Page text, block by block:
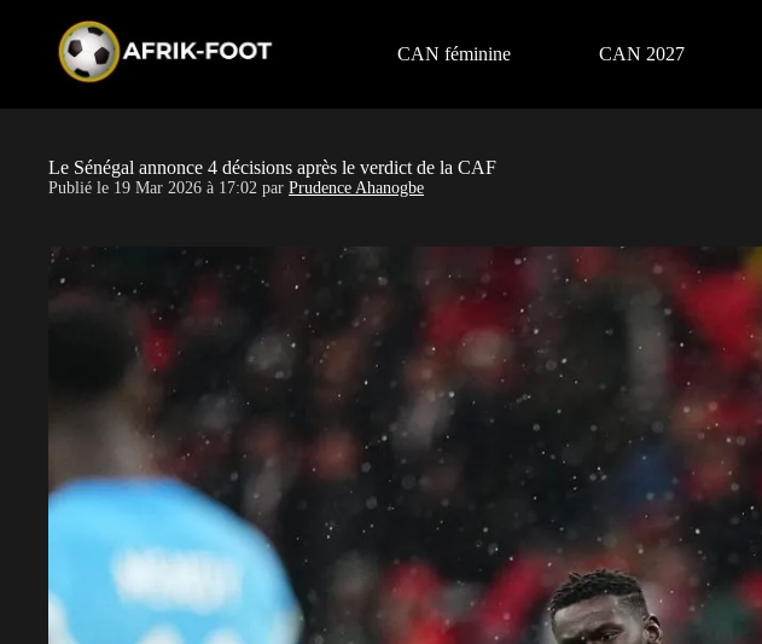
CAN féminine CAN 2027
Le Sénégal annonce 4 décisions après le verdict de la CAF
Publié le 19 Mar 2026 à 17:02 par Prudence Ahanogbe